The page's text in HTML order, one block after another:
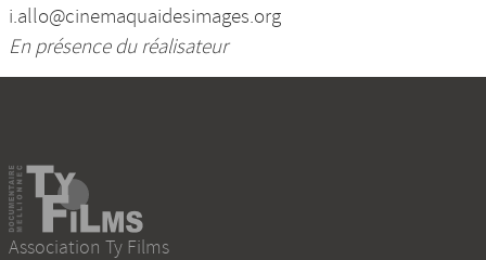
i.allo@cinemaquaidesimages.org
En présence du réalisateur
Association Ty Films